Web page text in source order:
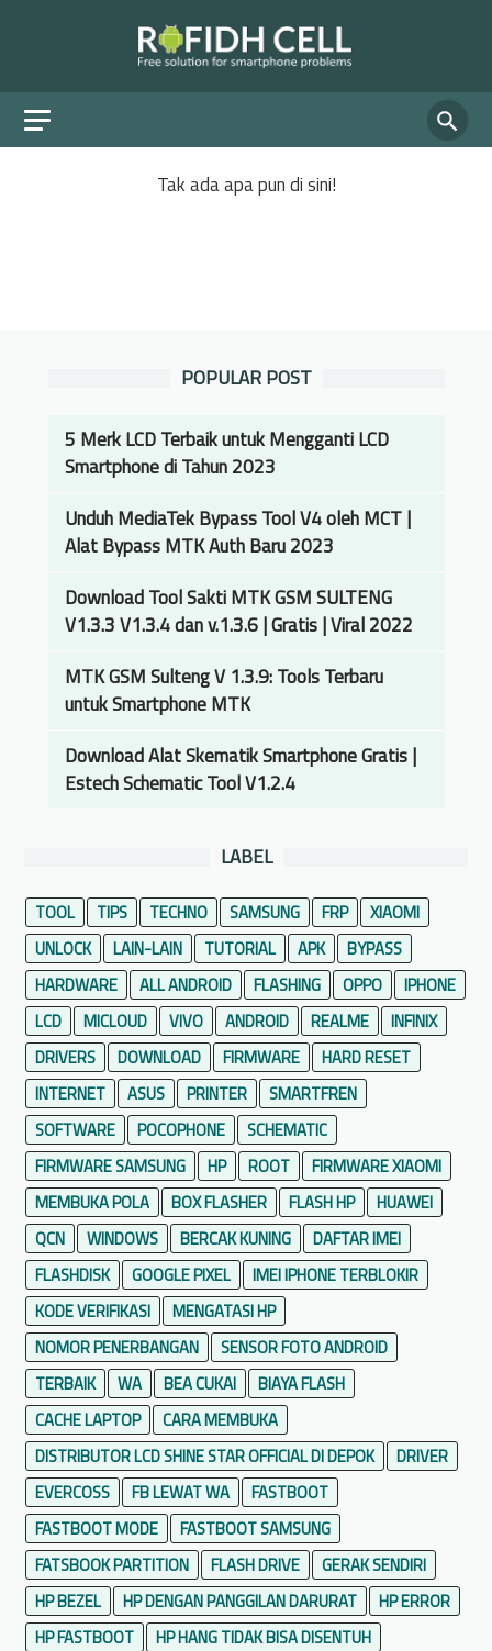
Tak ada apa pun di sini!
POPULAR POST
5 Merk LCD Terbaik untuk Mengganti LCD
Smartphone di Tahun 2023
Unduh MediaTek Bypass Tool V4 oleh MCT |
Alat Bypass MTK Auth Baru 2023
Download Tool Sakti MTK GSM SULTENG
V1.3.3 V1.3.4 dan v.1.3.6 | Gratis | Viral 2022
MTK GSM Sulteng V 1.3.9: Tools Terbaru
untuk Smartphone MTK
Download Alat Skematik Smartphone Gratis |
Estech Schematic Tool V1.2.4
LABEL
TOOL TIPS TECHNO SAMSUNG FRP
XIAOMI
UNLOCK
LAIN-LAIN TUTORIAL APK
BYPASS
HARDWARE
ALL ANDROID FLASHING OPPO
IPHONE
LCD
MICLOUD VIVO ANDROID REALME
INFINIX
DRIVERS
DOWNLOAD FIRMWARE
HARD RESET
INTERNET
ASUS PRINTER
SMARTFREN
SOFTWARE
POCOPHONE
SCHEMATIC
FIRMWARE SAMSUNG
HP ROOT
FIRMWARE XIAOMI
MEMBUKA POLA
BOX FLASHER FLASH HP
HUAWEI
QCN
WINDOWS BERCAK KUNING
DAFTAR IMEI
FLASHDISK
GOOGLE PIXEL
IMEI IPHONE TERBLOKIR
KODE VERIFIKASI
MENGATASI HP
NOMOR PENERBANGAN
SENSOR FOTO ANDROID
TERBAIK
WA BEA CUKAI
BIAYA FLASH
CACHE LAPTOP
CARA MEMBUKA
DISTRIBUTOR LCD SHINE STAR OFFICIAL DI DEPOK
DRIVER
EVERCOSS
FB LEWAT WA
FASTBOOT
FASTBOOT MODE
FASTBOOT SAMSUNG
FATSBOOK PARTITION
FLASH DRIVE
GERAK SENDIRI
HP BEZEL
HP DENGAN PANGGILAN DARURAT
HP ERROR
HP FASTBOOT
HP HANG TIDAK BISA DISENTUH